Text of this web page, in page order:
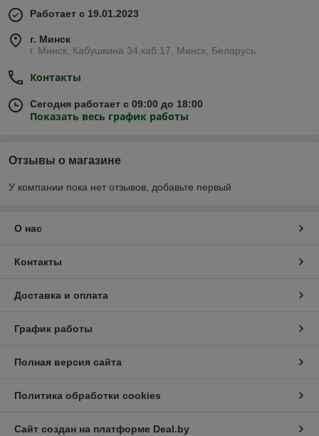
Работает с 19.01.2023
г. Минск
г. Минск, Кабушкина 34,каб.17, Минск, Беларусь
Контакты
Сегодня работает с 09:00 до 18:00
Показать весь график работы
Отзывы о магазине
У компании пока нет отзывов, добавьте первый
О нас
Контакты
Доставка и оплата
График работы
Полная версия сайта
Политика обработки cookies
Сайт создан на платформе Deal.by